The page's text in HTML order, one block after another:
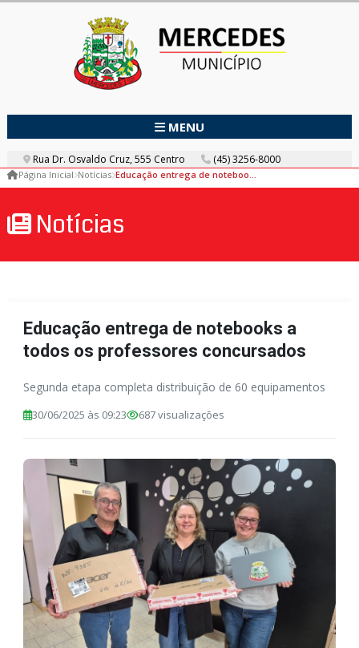
MENU
Rua Dr. Osvaldo Cruz, 555 Centro (45) 3256-8000
Página Inicial Notícias Educação entrega de notebooks a todos os professores concursados
Notícias
Educação entrega de notebooks a
todos os professores concursados
Segunda etapa completa distribuição de 60 equipamentos
30/06/2025 às 09:23 687 visualizações